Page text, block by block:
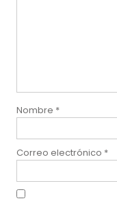
Nombre *
Correo electrónico *